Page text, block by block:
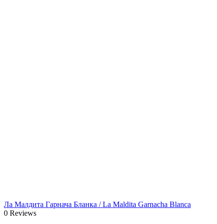
Ла Малдита Гарнача Бланка / La Maldita Garnacha Blanca
0 Reviews